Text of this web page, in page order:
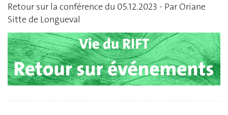
Retour sur la conférence du 05.12.2023 - Par Oriane
Sitte de Longueval